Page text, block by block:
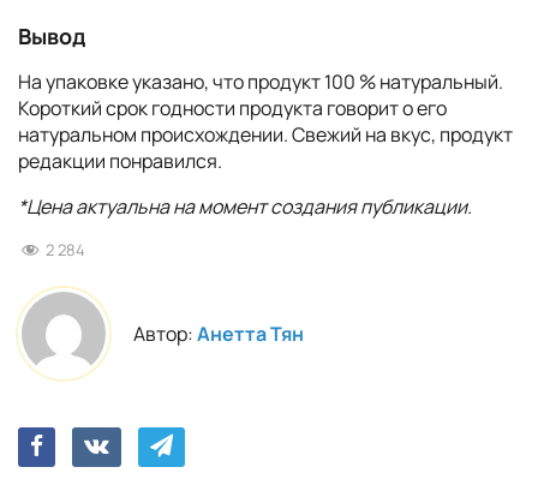
Вывод
На упаковке указано, что продукт 100 % натуральный.
Короткий срок годности продукта говорит о его
натуральном происхождении. Свежий на вкус, продукт
редакции понравился.
*Цена актуальна на момент создания публикации.
2 284
Автор:Анетта Тян